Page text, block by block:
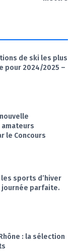
de ski les plus
pour 2024/2025 –
le Concours
sports d’hiver
journée parfaite.
: la sélection